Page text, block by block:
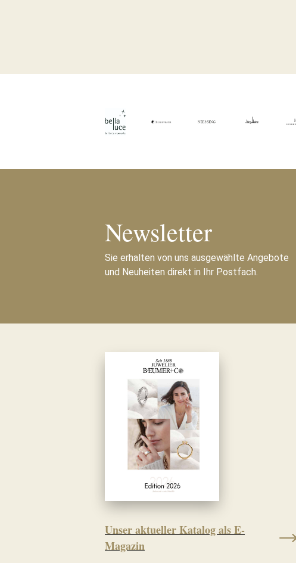
Newsletter
Sie erhalten von uns ausgewählte Angebote
und Neuheiten direkt in Ihr Postfach.
Unser aktueller Katalog als E-
Magazin